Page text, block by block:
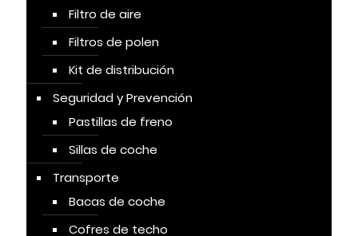
Filtro de aire
Filtros de polen
Kit de distribución
Seguridad y Prevención
Pastillas de freno
Sillas de coche
Transporte
Bacas de coche
Cofres de techo